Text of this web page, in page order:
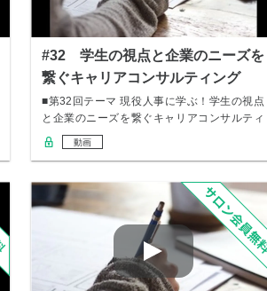
#32 学生の視点と企業のニーズを
繋ぐキャリアコンサルティング
■第32回テーマ 現役人事に学ぶ！学生の視点
と企業のニーズを繋ぐキャリアコンサルティ
ング …
動画